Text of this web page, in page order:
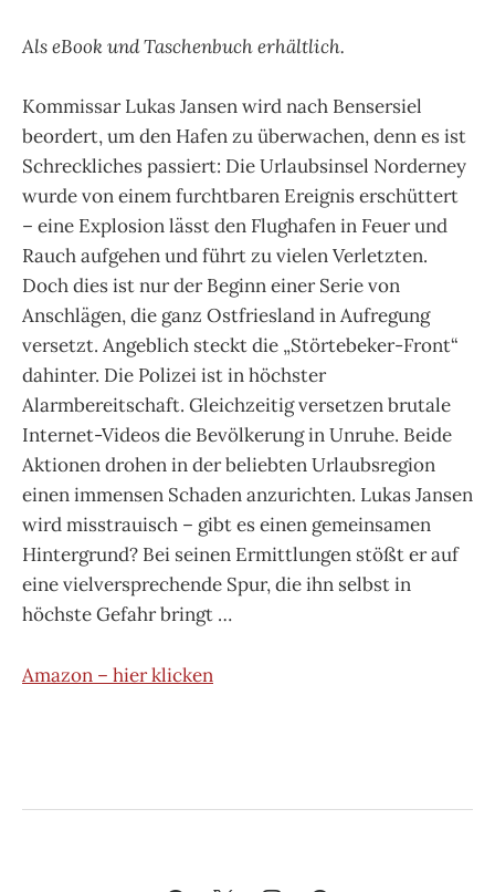
Als eBook und Taschenbuch erhältlich.
Kommissar Lukas Jansen wird nach Bensersiel
beordert, um den Hafen zu überwachen, denn es ist
Schreckliches passiert: Die Urlaubsinsel Norderney
wurde von einem furchtbaren Ereignis erschüttert
– eine Explosion lässt den Flughafen in Feuer und
Rauch aufgehen und führt zu vielen Verletzten.
Doch dies ist nur der Beginn einer Serie von
Anschlägen, die ganz Ostfriesland in Aufregung
versetzt. Angeblich steckt die „Störtebeker-Front“
dahinter. Die Polizei ist in höchster
Alarmbereitschaft. Gleichzeitig versetzen brutale
Internet-Videos die Bevölkerung in Unruhe. Beide
Aktionen drohen in der beliebten Urlaubsregion
einen immensen Schaden anzurichten. Lukas Jansen
wird misstrauisch – gibt es einen gemeinsamen
Hintergrund? Bei seinen Ermittlungen stößt er auf
eine vielversprechende Spur, die ihn selbst in
höchste Gefahr bringt …
Amazon – hier klicken